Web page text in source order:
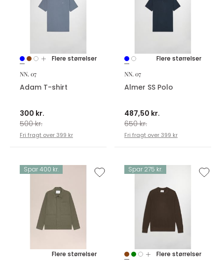
Flere størrelser
NN. 07
Adam T-shirt
300 kr.
500 kr.
Fri fragt over 399 kr
Flere størrelser
NN. 07
Almer SS Polo
487,50 kr.
650 kr.
Fri fragt over 399 kr
Spar 400 kr.
Flere størrelser
Spar 275 kr.
Flere størrelser